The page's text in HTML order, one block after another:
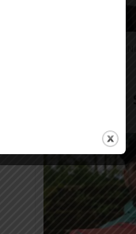
Mizuno
TOP 3